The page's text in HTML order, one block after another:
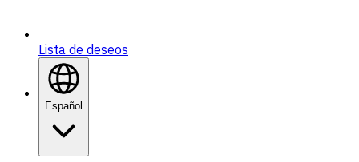
Lista de deseos
Español